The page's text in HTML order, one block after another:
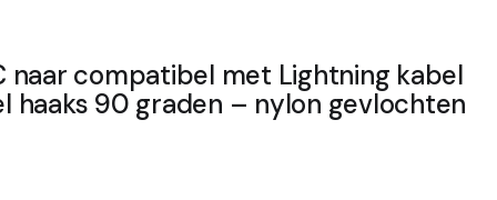
naar compatibel met Lightning kabel
haaks 90 graden – nylon gevlochten